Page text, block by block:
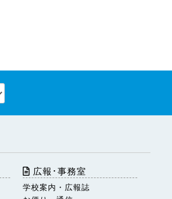
広報･事務室
学校案内・広報誌